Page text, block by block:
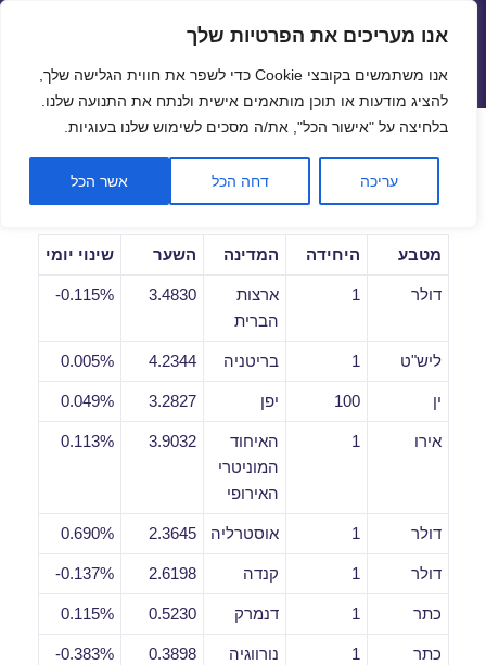
פתח
אנו מעריכים את הפרטיות שלך
אנו משתמשים בקובצי Cookie כדי לשפר את חווית הגלישה שלך,
להציג מודעות או תוכן מותאמים אישית ולנתח את התנועה שלנו.
בלחיצה על "אישור הכל", את/ה מסכים לשימוש שלנו בעוגיות.
עריכה דחה הכל אשר הכל
שערי חליפין יציגים – שער יציג
תפריטים
ווידג'טים
שערי חליפין יומיים לתאריך
08/08/2019
מטבע היחידה המדינה השער שינוי יומי
דולר 1
ארצות
הברית
3.4830
0.115%-
ליש"ט 1 בריטניה 4.2344
0.005%
ין 100 יפן 3.2827
0.049%
אירו 1
האיחוד
המוניטרי
האירופי
3.9032
0.113%
דולר 1 אוסטרליה 2.3645
0.690%
דולר 1 קנדה 2.6198
0.137%-
כתר 1 דנמרק 0.5230
0.115%
כתר 1 נורווגיה 0.3898
0.383%-